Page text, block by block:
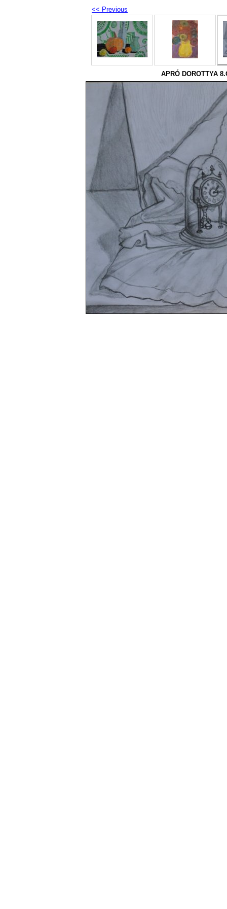
<< Previous
APRÓ DOROTTYA